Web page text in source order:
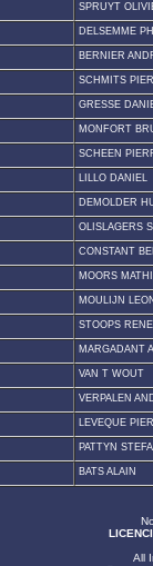
SPRUYT
DELSEMME
BERNIER
SCHMITS
GRESSE
MONFORT
SCHEEN
LILLO DANIEL
DEMOLDER
OLISLAGERS
CONSTANT
MOORS
MOULIJN
STOOPS RENE
MARGADANT
VAN T WOUT
VERPALEN
LEVEQUE
PATTYN
BATS ALAIN
All